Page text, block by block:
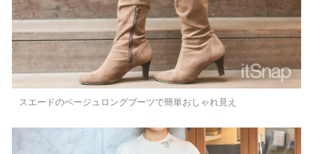
スエードのベージュロングブーツで簡単おしゃれ見え